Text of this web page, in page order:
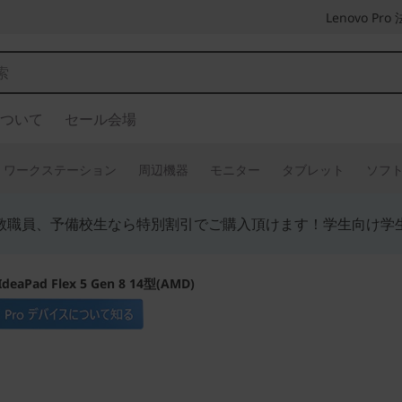
Lenovo Pro
いて セール会場
ワークステーション 周辺機器 モニター タブレット ソフ
職員、予備校生なら特別割引でご購入頂けます！学生向け学
Flex 5 Gen 8 14型(AMD)